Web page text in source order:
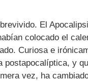
El
colocado el
Curiosa e
postapocalíptica, y
vez, ha